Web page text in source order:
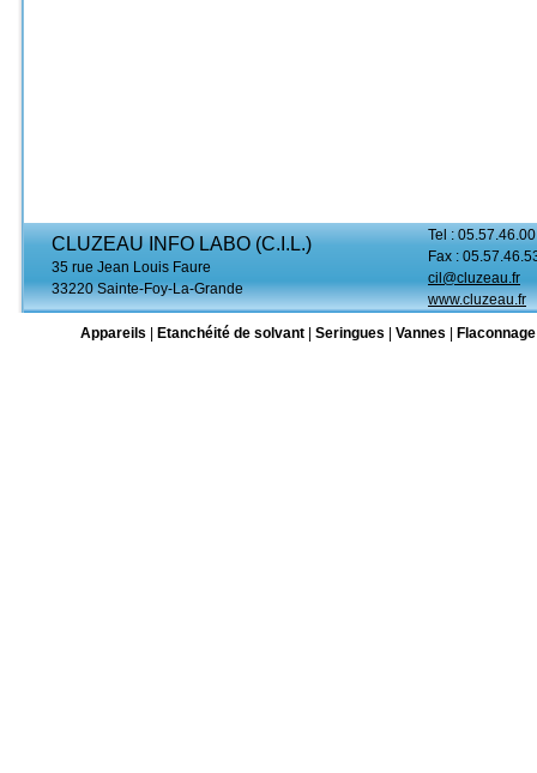
CLUZEAU INFO LABO (C.I.L.)
35 rue Jean Louis Faure
33220 Sainte-Foy-La-Grande
Tel :
Fax :
cil@cluzeau.fr
www.cluzeau.fr
Appareils
Etanchéité de solvant Seringues Vannes Flaconnage